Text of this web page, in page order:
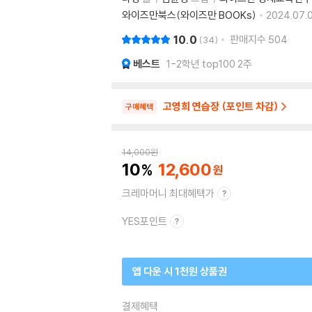
와이즈만북스(와이즈만 BOOKs)
10.0 34 판매지수 504
베스트 1-2학년 top100 2주
구매혜택 고영희 연습장 (포인트 차감)
14,000원
10 12,600
크레마머니 최대혜택가
YES포인트
앱 다운 시 1천원 상품권
결제혜택